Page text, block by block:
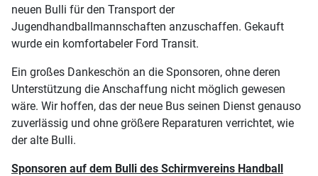
neuen Bulli für den Transport der
Jugendhandballmannschaften anzuschaffen. Gekauft
wurde ein komfortabeler Ford Transit.
Ein großes Dankeschön an die Sponsoren, ohne deren
Unterstützung die Anschaffung nicht möglich gewesen
wäre. Wir hoffen, das der neue Bus seinen Dienst genauso
zuverlässig und ohne größere Reparaturen verrichtet, wie
der alte Bulli.
Sponsoren auf dem Bulli des Schirmvereins Handball